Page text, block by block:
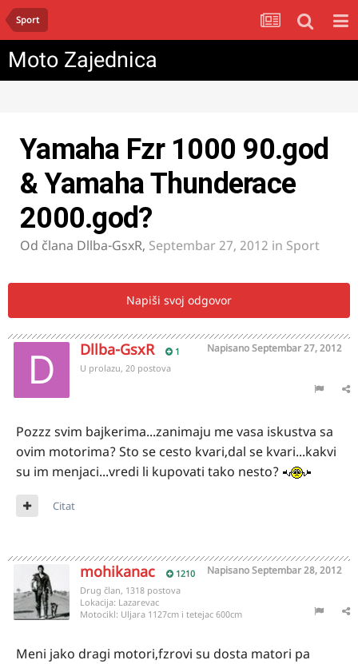
Sport
Moto Zajednica
Yamaha Fzr 1000 90.god
& Yamaha Thunderace
2000.god?
Od člana Dllba-GsxR, Septembar 27, 2012 in Sport
Napiši svoj odgovor
Dllba-GsxR 1 NapisanoSeptembar 27, 2012
U prolazu, 20 postova
Pozzz svim bajkerima...zanimaju me vasa iskustva sa
ovim motorima? Sto se cesto kvari,dal se kvari...kakvi
su im menjaci...vredi li kupovati tako nesto?
Citat
mohikanac 1210 NapisanoSeptembar 28, 2012
Drug član, 1318 postova
Lokacija: Lazarevac
Motocikl: Uljara 1127cm i tetejac 600cm
Meni jako dragi motori,fzrovi su dosta matori pa